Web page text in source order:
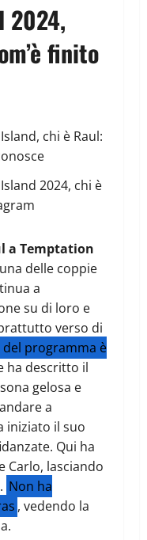
2024,
finito
chi è Raul:
2024, chi è
a Temptation
delle coppie
a
su di loro e
verso di
del programma è
ha descritto il
gelosa e
a
iniziato il suo
Qui ha
Carlo, lasciando
Non ha
, vedendo la